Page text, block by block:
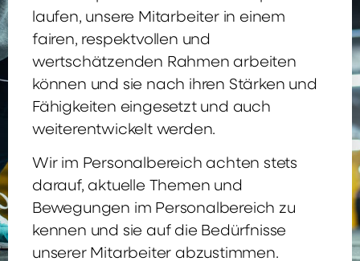
laufen, unsere Mitarbeiter in einem
fairen, respektvollen und
wertschätzenden Rahmen arbeiten
können und sie nach ihren Stärken und
Fähigkeiten eingesetzt und auch
weiterentwickelt werden.
Wir im Personalbereich achten stets
darauf, aktuelle Themen und
Bewegungen im Personalbereich zu
kennen und sie auf die Bedürfnisse
unserer Mitarbeiter abzustimmen.